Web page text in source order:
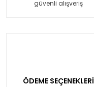
güvenli alışveriş
ÖDEME SEÇENEKLERİ